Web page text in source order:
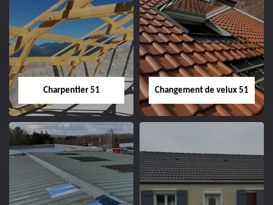
Entreprise de
couverture 51
Démoussage de
toiture 51
Charpentier 51
Charpentier 51
Changement de velux 51
Changement de
velux 51